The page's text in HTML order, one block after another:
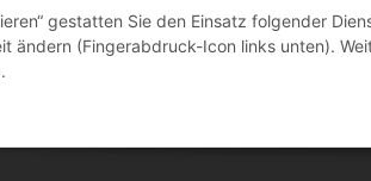
Widerrufsrecht
gestatten Sie den Einsatz folgender
ändern (Fingerabdruck-Icon links unten).
.